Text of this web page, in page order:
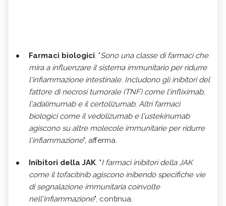
Farmaci biologici . "Sono una classe di farmaci che
mira a influenzare il sistema immunitario per ridurre
l'infiammazione intestinale. Includono gli inibitori del
fattore di necrosi tumorale (TNF) come l'infliximab,
l'adalimumab e il certolizumab. Altri farmaci
biologici come il vedolizumab e l'ustekinumab
agiscono su altre molecole immunitarie per ridurre
l'infiammazione", afferma.
Inibitori della JAK . "I farmaci inibitori della JAK
come il tofacitinib agiscono inibendo specifiche vie
di segnalazione immunitaria coinvolte
nell'infiammazione", continua.